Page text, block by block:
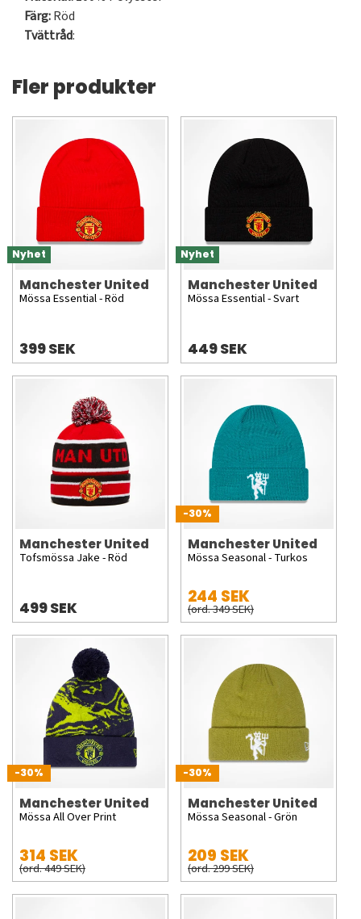
Färg:Röd
Tvättråd:
Fler produkter
Nyhet
Manchester United
Mössa Essential - Röd
399 SEK
Nyhet
Manchester United
Mössa Essential - Svart
449 SEK
Manchester United
Tofsmössa Jake - Röd
499 SEK
-30%
Manchester United
Mössa Seasonal - Turkos
244 SEK
(ord. 349 SEK)
-30%
Manchester United
Mössa All Over Print
314 SEK
(ord. 449 SEK)
-30%
Manchester United
Mössa Seasonal - Grön
209 SEK
(ord. 299 SEK)